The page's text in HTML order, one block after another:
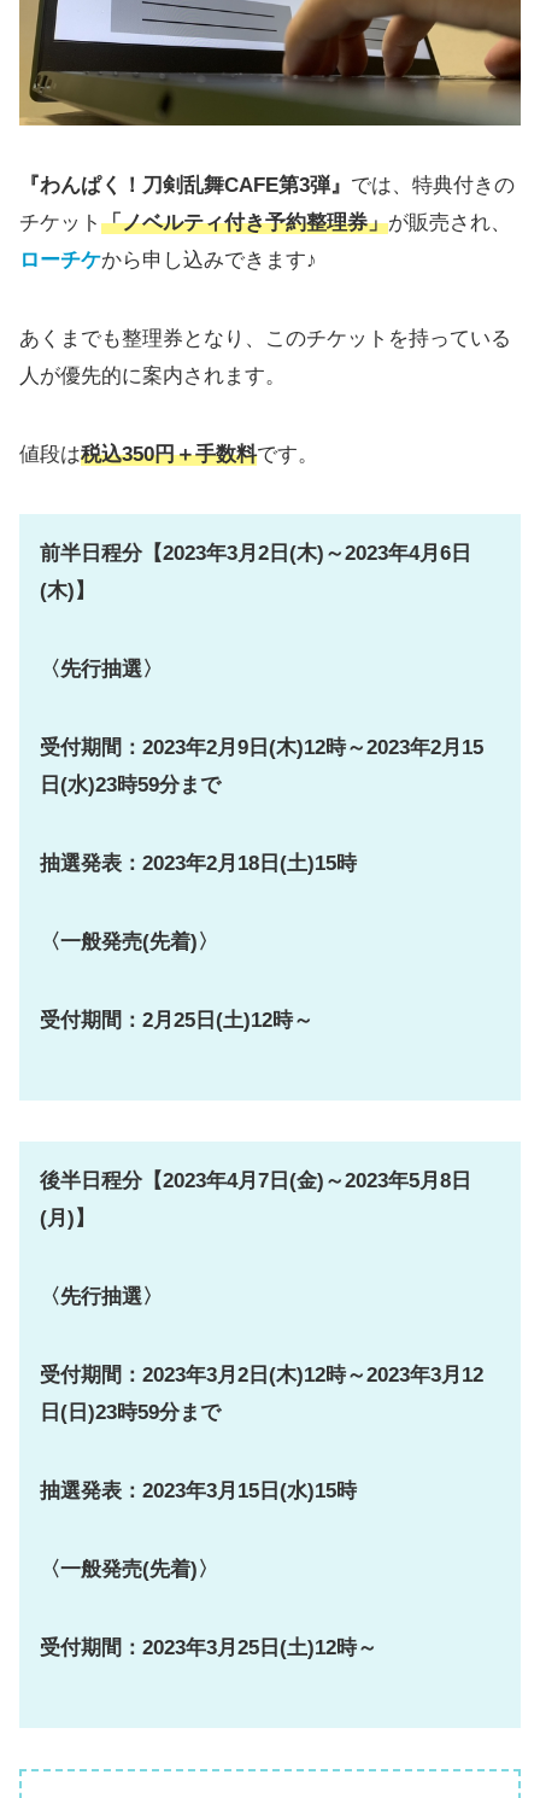
『わんぱく！刀剣乱舞CAFE第3弾』 では、特典付きの
チケット 「ノベルティ付き予約整理券」が販売され、
ローチケから申し込みできます♪
あくまでも整理券となり、このチケットを持っている
人が優先的に案内されます。
値段は税込350円＋手数料です。
前半日程分【2023年3月2日(木)～2023年4月6日
(木)】
〈先行抽選〉
受付期間：2023年2月9日(木)12時～2023年2月15
日(水)23時59分まで
抽選発表：2023年2月18日(土)15時
〈一般発売(先着)〉
受付期間：2月25日(土)12時～
後半日程分【2023年4月7日(金)～2023年5月8日
(月)】
〈先行抽選〉
受付期間：2023年3月2日(木)12時～2023年3月12
日(日)23時59分まで
抽選発表：2023年3月15日(水)15時
〈一般発売(先着)〉
受付期間：2023年3月25日(土)12時～